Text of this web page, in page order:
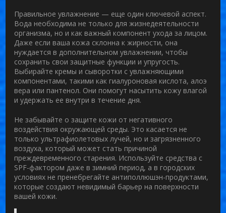
Правильное увлажнение — еще один ключевой аспект.
Вода необходима не только для жизнедеятельности
организма, но и как важный компонентухода за лицом.
Даже если ваша кожа склонна к жирности, она
нуждается в дополнительном увлажнении, чтобы
сохранить свои защитные функции и упругость.
Выбирайте кремы и сыворотки с увлажняющими
компонентами, такими как гиалуроновая кислота, алоэ
вера или пантенол. Они помогут насытить кожу влагой
и удержать ее внутри в течение дня.
Не забывайте о защите кожи от негативного
воздействия окружающей среды. Это касается не
только ультрафиолетовых лучей, но и загрязненного
воздуха, который может стать причиной
преждевременного старения. Используйте средства с
SPF-фактором даже в зимний период, а в городских
условиях не пренебрегайте антиполлюшэн-продуктами,
которые создают невидимый барьер на поверхности
вашей кожи.